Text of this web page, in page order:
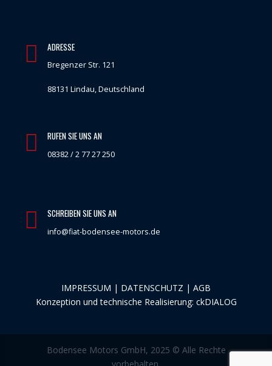
ADRESSE
Bregenzer Str. 121
88131 Lindau, Deutschland
RUFEN SIE UNS AN
08382 / 2 77 27 250
SCHREIBEN SIE UNS AN
info@fiat-bodensee-motors.de
IMPRESSUM | DATENSCHUTZ | AGB
Konzeption und technische Realisierung: ckDIALOG
Bodensee Motors GmbH, 2025 © Alle Rechte